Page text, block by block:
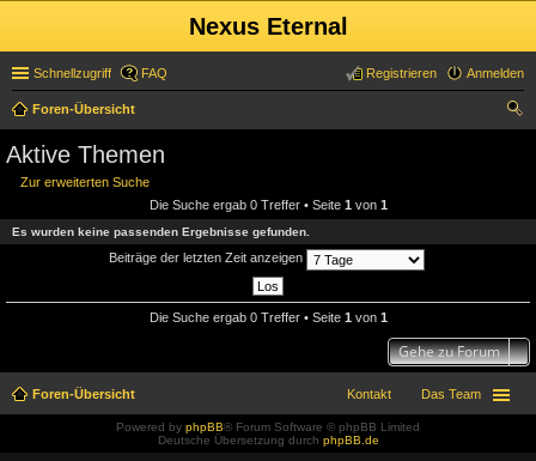
Nexus Eternal
Schnellzugriff FAQ Anmelden
Registrieren
Foren-Übersicht
Aktive Themen
Zur erweiterten Suche
Die Suche ergab 0 Treffer • Seite 1 von 1
Es wurden keine passenden Ergebnisse gefunden.
Beiträge der letzten Zeit anzeigen
Die Suche ergab 0 Treffer • Seite 1 von 1
Gehe zu Forum
Foren-Übersicht Das Team
Kontakt
Powered by phpBB® Forum Software © phpBB Limited
Deutsche Übersetzung durch phpBB.de